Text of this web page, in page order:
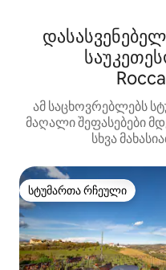
ამ საცხოვრებლებს
მაღალი შეფასებები
სხვა
სტუმართა რჩეული
სტუმართა რჩეული